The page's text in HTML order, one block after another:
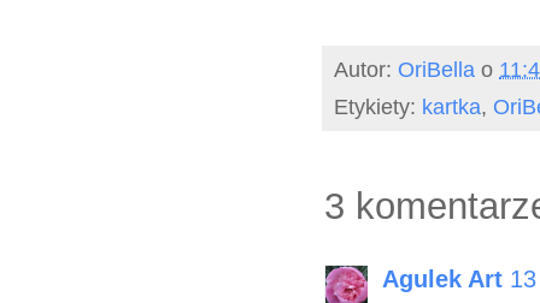
Autor: OriBella o
Etykiety: kartka,
3
Agulek Art